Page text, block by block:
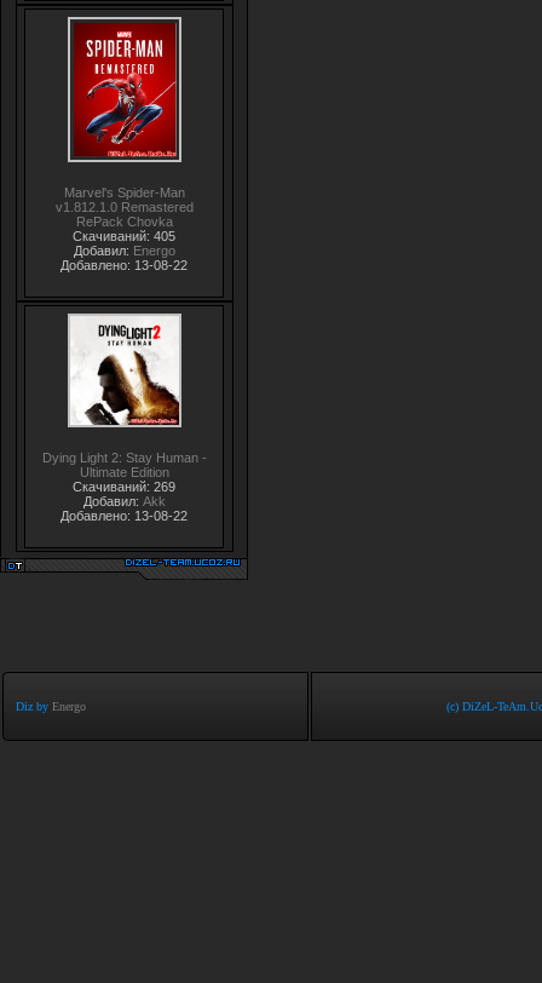
Marvel's Spider-Man
v1.812.1.0 Remastered
RePack Chovka
Скачиваний: 405
Добавил: Energo
Добавлено: 13-08-22
Dying Light 2: Stay Human -
Ultimate Edition
Скачиваний: 269
Добавил: Akk
Добавлено: 13-08-22
Diz by Energo (c) DiZeL-